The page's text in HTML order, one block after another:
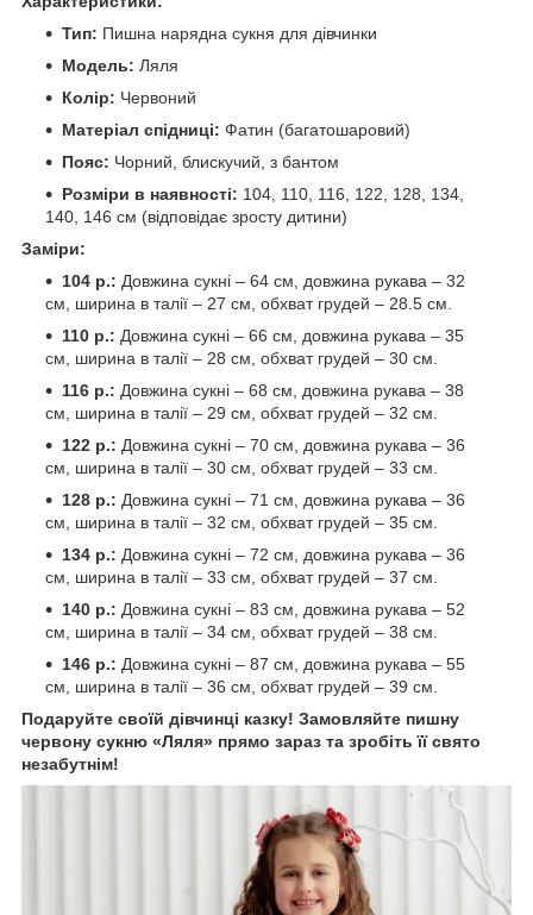
Тип: Пишна нарядна сукня для дівчинки
Модель: Ляля
Колір: Червоний
Матеріал спідниці: Фатин (багатошаровий)
Пояс: Чорний, блискучий, з бантом
Розміри в наявності: 104, 110, 116, 122, 128, 134,
140, 146 см (відповідає зросту дитини)
Заміри:
104 р.: Довжина сукні – 64 см, довжина рукава – 32
см, ширина в талії – 27 см, обхват грудей – 28.5 см.
110 р.: Довжина сукні – 66 см, довжина рукава – 35
см, ширина в талії – 28 см, обхват грудей – 30 см.
116 р.: Довжина сукні – 68 см, довжина рукава – 38
см, ширина в талії – 29 см, обхват грудей – 32 см.
122 р.: Довжина сукні – 70 см, довжина рукава – 36
см, ширина в талії – 30 см, обхват грудей – 33 см.
128 р.: Довжина сукні – 71 см, довжина рукава – 36
см, ширина в талії – 32 см, обхват грудей – 35 см.
134 р.: Довжина сукні – 72 см, довжина рукава – 36
см, ширина в талії – 33 см, обхват грудей – 37 см.
140 р.: Довжина сукні – 83 см, довжина рукава – 52
см, ширина в талії – 34 см, обхват грудей – 38 см.
146 р.: Довжина сукні – 87 см, довжина рукава – 55
см, ширина в талії – 36 см, обхват грудей – 39 см.
Подаруйте своїй дівчинці казку! Замовляйте пишну
червону сукню «Ляля» прямо зараз та зробіть її свято
незабутнім!